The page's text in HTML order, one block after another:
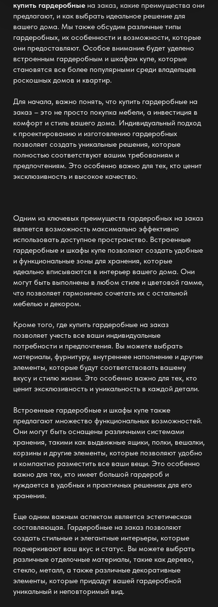
купить гардеробныена заказ, какие преимущества они
предлагают, и как выбрать идеальное решение для
вашего дома. Мы также обсудим различные типы
гардеробных, их особенности и возможности, которые
они предоставляют. Особое внимание будет уделено
встроенным гардеробным и шкафам купе, которые
становятся все более популярными среди владельцев
роскошных домов и квартир.
Для начала, важно понять, что купить гардеробныена
заказ – это не просто покупка мебели, а инвестиция в
комфорт и стиль вашего дома. Индивидуальный подход
к проектированию и изготовлению гардеробных
позволяет создать уникальные решения, которые
полностью соответствуют вашим требованиям и
предпочтениям. Это особенно важно для тех, кто ценит
эксклюзивность и высокое качество.
Одним из ключевых преимуществ гардеробных на заказ
является возможность максимально эффективно
использовать доступное пространство. Встроенные
гардеробные и шкафы купе позволяют создать удобные
и функциональные зоны для хранения, которые
идеально вписываются в интерьер вашего дома. Они
могут быть выполнены в любом стиле и цветовой гамме,
что позволяет гармонично сочетать их с остальной
мебелью и декором.
Кроме того, где купить гардеробныена заказ
позволяет учесть все ваши индивидуальные
потребности и предпочтения. Вы можете выбрать
материалы, фурнитуру, внутреннее наполнение и другие
элементы, которые будут соответствовать вашему
вкусу и стилю жизни. Это особенно важно для тех, кто
ценит эксклюзивность и уникальность в каждой детали.
Встроенные гардеробные и шкафы купе также
предлагают множество функциональных возможностей.
Они могут быть оснащены различными системами
хранения, такими как выдвижные ящики, полки, вешалки,
корзины и другие элементы, которые позволяют удобно
и компактно разместить все ваши вещи. Это особенно
важно для тех, кто имеет большой гардероб и
нуждается в удобных и практичных решениях для его
хранения.
Еще одним важным аспектом является эстетическая
составляющая. Гардеробные на заказ позволяют
создать стильные и элегантные интерьеры, которые
подчеркивают ваш вкус и статус. Вы можете выбрать
различные отделочные материалы, такие как дерево,
стекло, металл, а также различные декоративные
элементы, которые придадут вашей гардеробной
уникальный и неповторимый вид.